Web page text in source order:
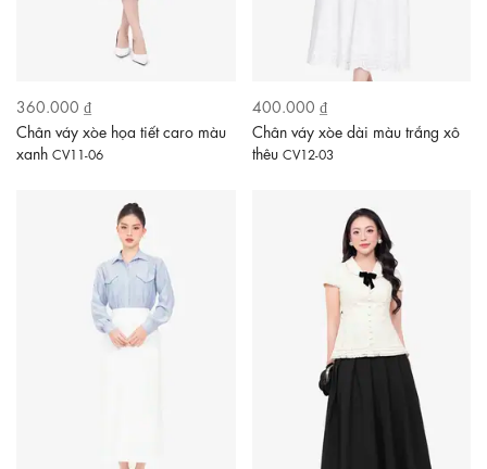
360.000 ₫
Chân váy xòe họa tiết caro màu
xanh CV11-06
400.000 ₫
Chân váy xòe dài màu trắng xô
thêu CV12-03